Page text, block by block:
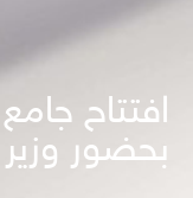
افتتاح
بحضور